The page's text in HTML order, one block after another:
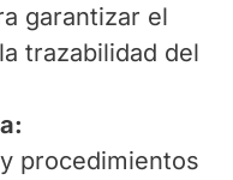
garantizar el
trazabilidad del
procedimientos